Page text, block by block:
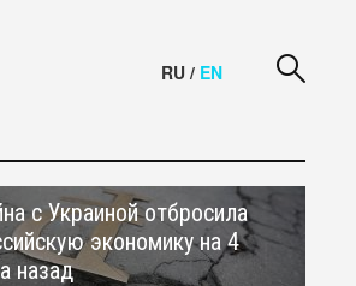
RU / EN
с Украиной отбросила
экономику на 4
назад